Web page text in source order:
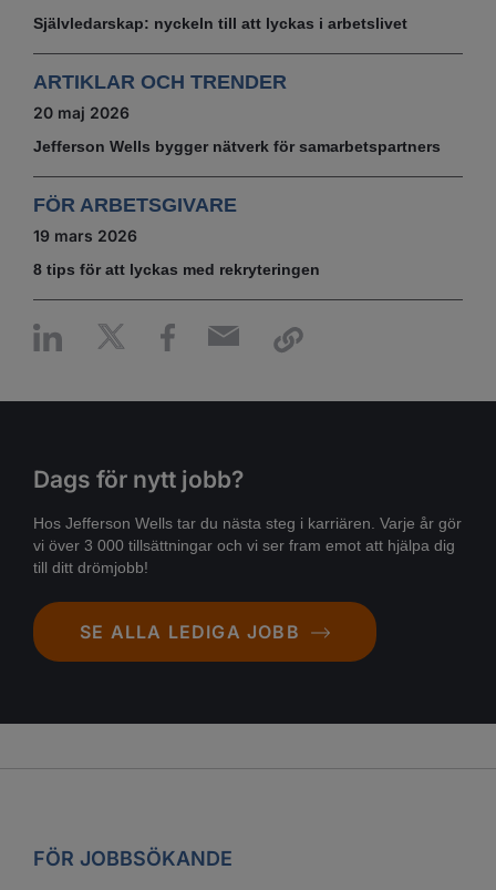
Självledarskap: nyckeln till att lyckas i arbetslivet
ARTIKLAR OCH TRENDER
20 maj 2026
Jefferson Wells bygger nätverk för samarbetspartners
FÖR ARBETSGIVARE
19 mars 2026
8 tips för att lyckas med rekryteringen
Dags för nytt jobb?
Hos Jefferson Wells tar du nästa steg i karriären. Varje år gör
vi över 3 000 tillsättningar och vi ser fram emot att hjälpa dig
till ditt drömjobb!
SE ALLA LEDIGA JOBB
FÖR JOBBSÖKANDE